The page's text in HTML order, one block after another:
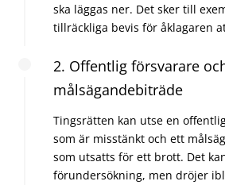
ska läggas ner. Det sker till
tillräckliga bevis för åklagaren
2. Offentlig försvarare
målsägandebiträde
Tingsrätten kan utse en
som är misstänkt och ett
som utsatts för ett brott. Det
förundersökning, men dröjer